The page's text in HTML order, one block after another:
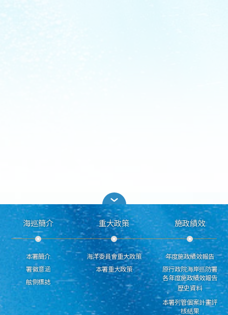
海巡簡介
本署簡介
署徽意涵
舷側標誌
重大政策
海洋委員會重大政策
本署重大政策
施政績效
年度施政績效報告
原行政院海岸巡防署
各年度施政績效報告
歷史資料
本署列管個案計畫評
核結果